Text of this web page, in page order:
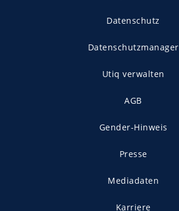
Datenschutz
Datenschutzmanager
Utiq verwalten
AGB
Gender-Hinweis
Presse
Mediadaten
Karriere